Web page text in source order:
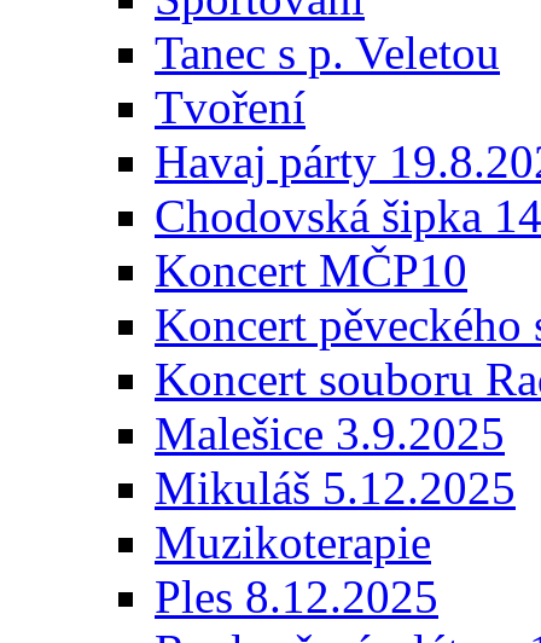
Tanec s p. Veletou
Tvoření
Havaj párty
Chodovská šipka
Koncert MČP10
Koncert pěveckého
Koncert souboru
Malešice 3.9.2025
Mikuláš 5.12.2025
Muzikoterapie
Ples 8.12.2025